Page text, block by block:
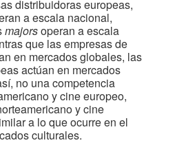
distribuidoras europeas,
a escala nacional,
majorsoperan a escala
que las empresas de
en mercados globales, las
actúan en mercados
no una competencia
y cine europeo,
y cine
a lo que ocurre en el
culturales.